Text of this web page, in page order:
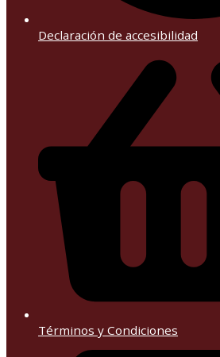
Declaración de accesibilidad
Términos y Condiciones